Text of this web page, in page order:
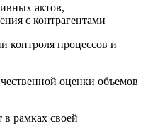
актов,
с контрагентами
контроля процессов и
оценки объемов
в рамках своей